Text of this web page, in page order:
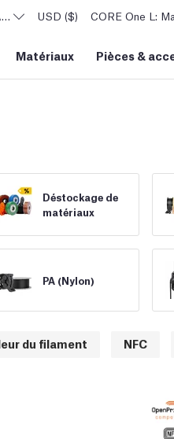
USD ($) CORE One L:
Matériaux Pièces &
Déstockage de
matériaux
PA (Nylon)
du filament NFC